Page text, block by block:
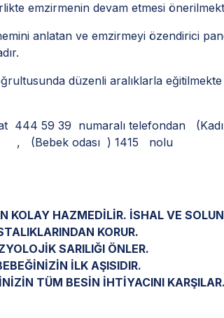
emzirmenin devam etmesi
anlatan ve emzirmeyi özendirici
düzenli aralıklarla
444 59 39 numaralı telefondan
, (Bebek odası ) 1415 nolu
KOLAY HAZMEDİLİR. İSHAL VE
KORUR.
SARILIĞI ÖNLER.
İLK AŞISIDIR.
TÜM BESİN İHTİYACINI KARŞILAR.